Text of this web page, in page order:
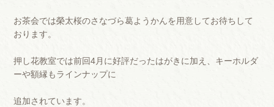
お茶会では榮太桜のさなづら葛ようかんを用意してお待ちして
おります。
押し花教室では前回4月に好評だったはがきに加え、キーホルダ
ーや額縁もラインナップに
追加されています。